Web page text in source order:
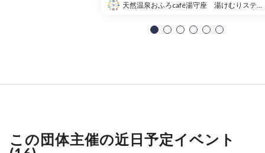
天然温泉おふろcafé湯守座 湯けむりステージ
この団体主催の近日予定イベント